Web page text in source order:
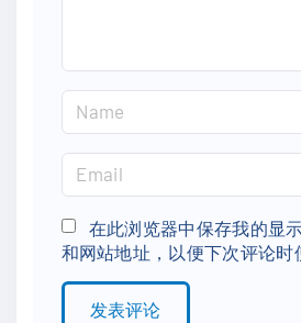
a
e
*
m
a
i
l
在此浏览器中保存我的显
和网站地址，以便下次评论时